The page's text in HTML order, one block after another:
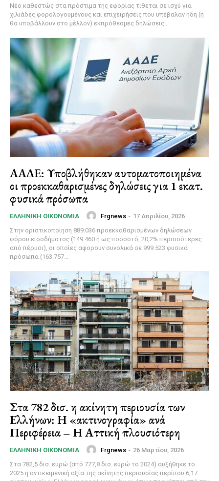
Νέο καθεστώς στα πρόστιμα της εφορίας τίθεται σε ισχύ για
χιλιάδες φορολογουμένους και επιχειρήσεις που υπέβαλαν ήδη (ή
θα υποβάλλουν στο μέλλον) εκπρόθεσμες δηλώσεις...
ΑΑΔΕ: Υποβλήθηκαν αυτοματοποιημένα
οι προεκκαθαρισμένες δηλώσεις για 1 εκατ.
φυσικά πρόσωπα
ΕΛΛΗΝΙΚΉ ΟΙΚΟΝΟΜΊΑ Frgnews - 17 Απριλίου, 2026
Στην οριστικοποίηση 889.036 προεκκαθαρισμένων δηλώσεων
φόρου εισοδήματος (149.460 ή ως ποσοστό, 20,2% περισσότερες
από πέρυσι), οι οποίες αφορούν συνολικά σε 999.523 φυσικά
πρόσωπα (163.757...
Στα 782 δισ. η ακίνητη περιουσία των
Ελλήνων: Η «ακτινογραφία» ανά
Περιφέρεια – Η Αττική πλουσιότερη
ΕΛΛΗΝΙΚΉ ΟΙΚΟΝΟΜΊΑ Frgnews - 26 Μαρτίου, 2026
Στα 782,5 δισ. ευρώ (από 777,8 δισ. ευρώ το 2024) αυξήθηκε το
2025 η αντικειμενική αξία της ακίνητης περιουσίας περίπου 6,17